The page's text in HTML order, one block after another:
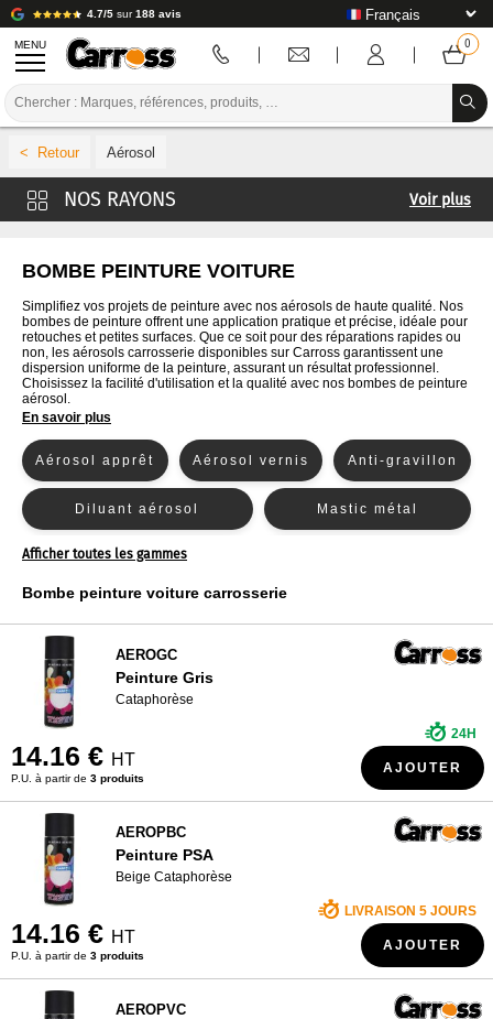
4.7/5 sur188 avis
MENU
CONSOMMABLE CARROSSERIE
OUTILLAGE CARROSSERIE
ÉQUIPEMENT ATELIER CARROSSERIE
MARQUES
INSTALLATION LABO
TUTORIEL & CONSEILS
QUI SOMMES NOUS ?
Aérosol
Bombe plastique
Bombe peinture carrosserie
Diluant raccord
Aérosols vernis
Voir plus
BOMBE PEINTURE VOITURE
Simplifiez vos projets de peinture avec nos aérosols de haute qualité. Nos
bombes de peinture offrent une application pratique et précise, idéale pour
retouches et petites surfaces. Que ce soit pour des réparations rapides ou
non, les aérosols carrosserie disponibles sur Carross garantissent une
dispersion uniforme de la peinture, assurant un résultat professionnel.
Choisissez la facilité d'utilisation et la qualité avec nos bombes de peinture
aérosol.
En savoir plus
Aérosol apprêt Aérosol vernis Anti-gravillon
Diluant aérosol Mastic métal
Mastic pistolable
Afficher toutes les gammes
Bombe peinture voiture carrosserie
AEROGC
Peinture Gris
Cataphorèse
14.16 € HT
P.U. à partir de 3 produits
24H
AJOUTER
AEROPBC
Peinture PSA
Beige Cataphorèse
14.16 € HT
P.U. à partir de 3 produits
LIVRAISON 5 JOURS
AJOUTER
AEROPVC